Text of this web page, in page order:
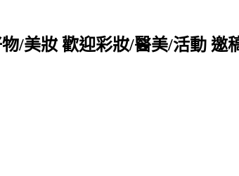
/美妝 歡迎彩妝/醫美/活動 邀